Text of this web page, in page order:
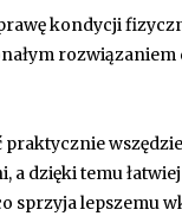
kondycji
a dzięki temu
sprzyja lepszemu